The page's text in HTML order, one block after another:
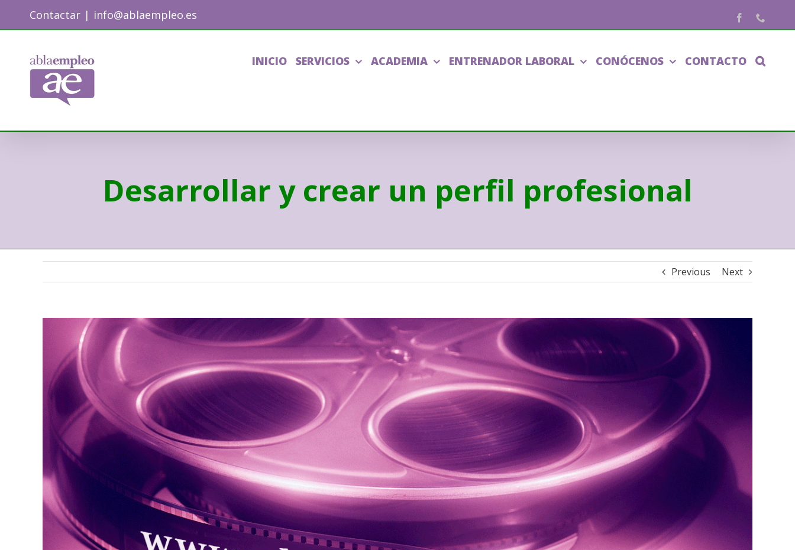
Contactar | info@ablaempleo.es Facebook
INICIO SERVICIOS ACADEMIA ENTRENADOR LABORAL CONÓCENOS CONTACTO
Desarrollar y crear un perfil profesional
Previous Next
Image